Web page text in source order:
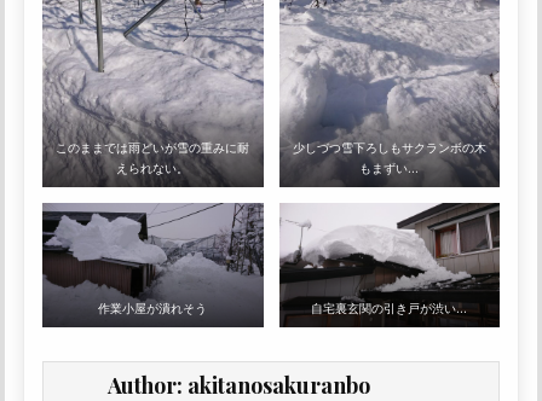
このままでは雨どいが雪の重みに耐
えられない。
少しづつ雪下ろしもサクランボの木
もまずい…
作業小屋が潰れそう 自宅裏玄関の引き戸が渋い…
Author: akitanosakuranbo